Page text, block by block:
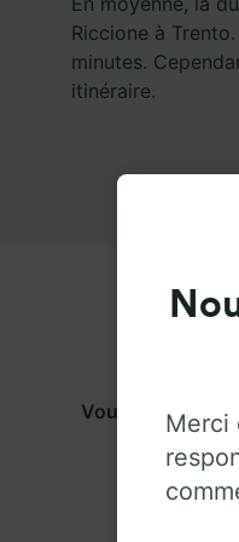
Riccione à
minutes.
itinéraire.
Vous pouvezMerci